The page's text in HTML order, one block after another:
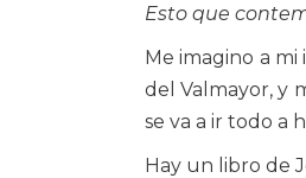
Esto que
Me imagino a
del Valmayor, y
se va a ir todo a
Hay un libro de